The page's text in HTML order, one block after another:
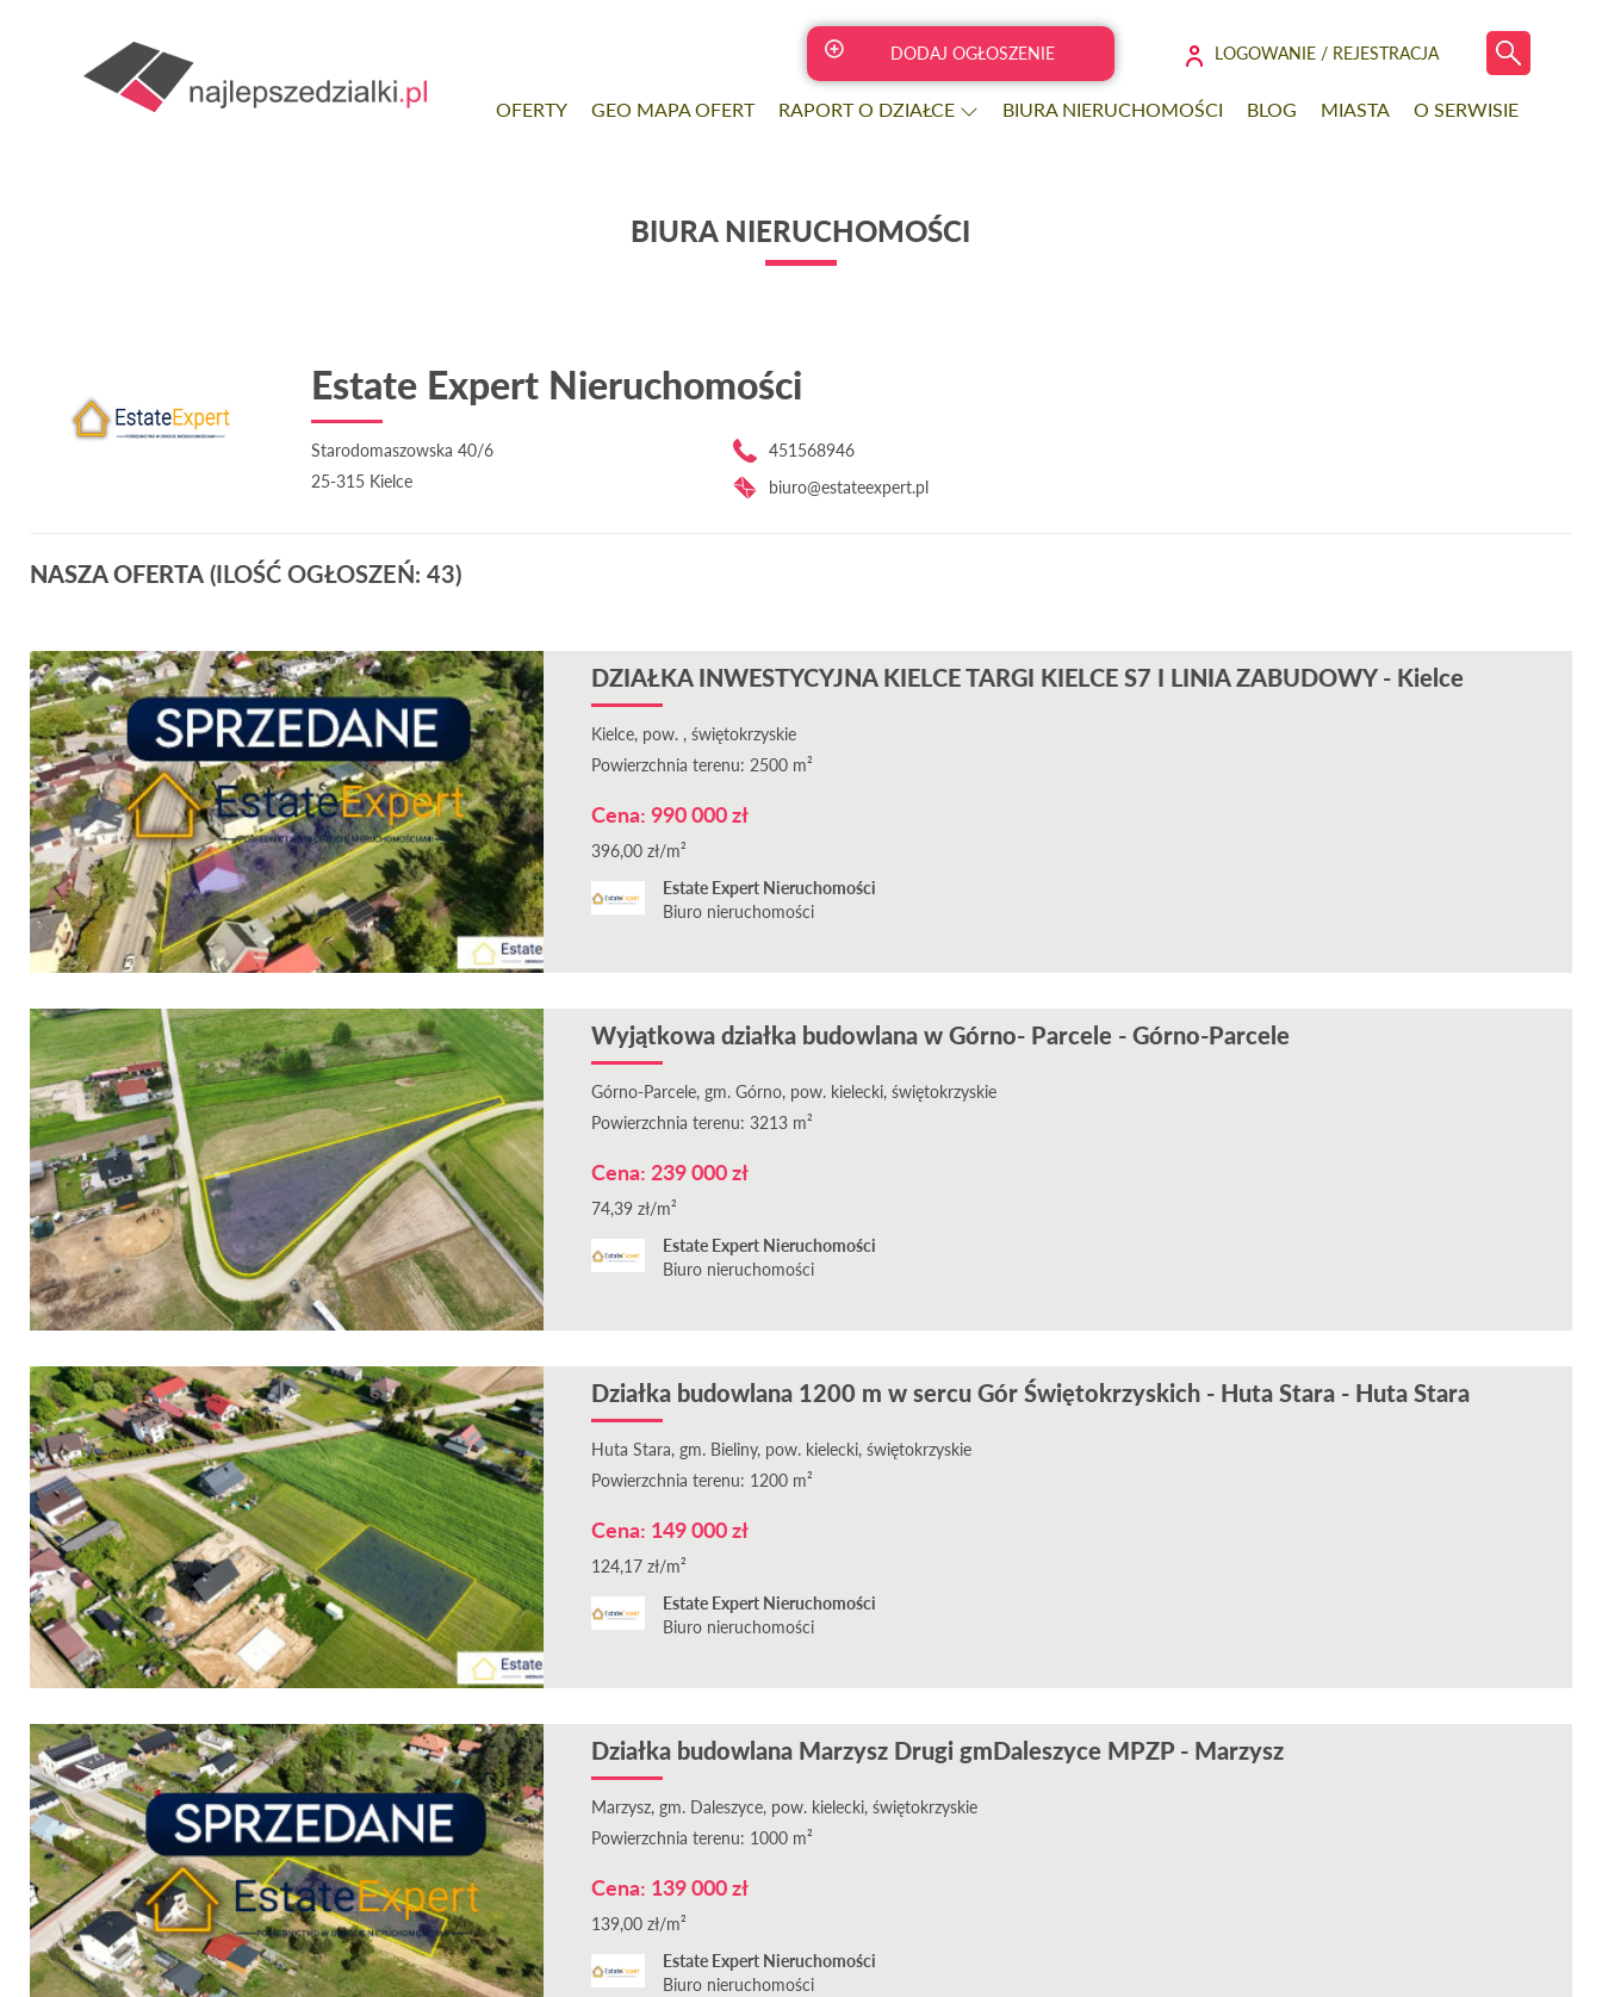
DODAJ OGŁOSZENIE LOGOWANIE / REJESTRACJA
OFERTY GEO MAPA OFERT RAPORT O DZIAŁCE BIURA NIERUCHOMOŚCI BLOG MIASTA O SERWISIE
BIURA NIERUCHOMOŚCI
Estate Expert Nieruchomości
Starodomaszowska 40/6
25-315 Kielce
451568946
biuro@estateexpert.pl
NASZA OFERTA (ILOŚĆ OGŁOSZEŃ: 43)
DZIAŁKA INWESTYCYJNA KIELCE TARGI KIELCE S7 I LINIA ZABUDOWY - Kielce
Kielce, pow. , świętokrzyskie
Powierzchnia terenu: 2500 m²
Cena: 990 000 zł
396,00 zł/m²
Estate Expert Nieruchomości
Biuro nieruchomości
Wyjątkowa działka budowlana w Górno- Parcele - Górno-Parcele
Górno-Parcele, gm. Górno, pow. kielecki, świętokrzyskie
Powierzchnia terenu: 3213 m²
Cena: 239 000 zł
74,39 zł/m²
Estate Expert Nieruchomości
Biuro nieruchomości
Działka budowlana 1200 m w sercu Gór Świętokrzyskich - Huta Stara - Huta Stara
Huta Stara, gm. Bieliny, pow. kielecki, świętokrzyskie
Powierzchnia terenu: 1200 m²
Cena: 149 000 zł
124,17 zł/m²
Estate Expert Nieruchomości
Biuro nieruchomości
Działka budowlana Marzysz Drugi gmDaleszyce MPZP - Marzysz
Marzysz, gm. Daleszyce, pow. kielecki, świętokrzyskie
Powierzchnia terenu: 1000 m²
Cena: 139 000 zł
139,00 zł/m²
Estate Expert Nieruchomości
Biuro nieruchomości